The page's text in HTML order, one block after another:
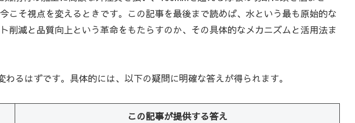
そ視点を変えるときです。この記事を最後まで読めば、水という最も原始的な
減と品質向上という革命をもたらすのか、その具体的なメカニズムと活用法ま
るはずです。具体的には、以下の疑問に明確な答えが得られます。
この記事が提供する答え